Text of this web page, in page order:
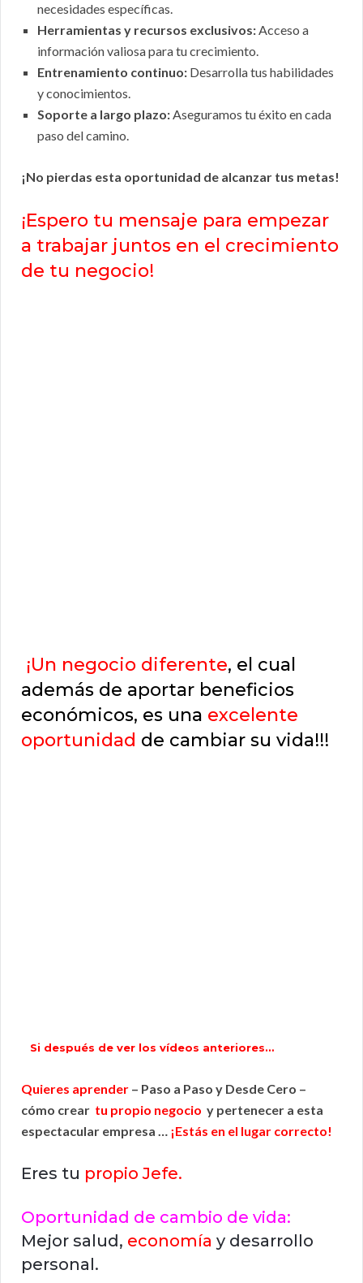
necesidades específicas.
Herramientas y recursos exclusivos:Acceso a
información valiosa para tu crecimiento.
Entrenamiento continuo: Desarrolla tus habilidades
y conocimientos.
Soporte a largo plazo:Aseguramos tu éxito en cada
paso del camino.
¡No pierdas esta oportunidad de alcanzar tus metas!
¡Espero tu mensaje para empezar
a trabajar juntos en el crecimiento
de tu negocio!
¡Un negocio diferente, el cual
además de aportar beneficios
económicos, es una excelente
oportunidad de cambiar su vida!!!
Si después de ver los vídeos anteriores…
Quieres aprender – Paso a Paso y Desde Cero –
cómo crear tu propio negocio y pertenecer a esta
espectacular empresa … ¡Estás en el lugar correcto!
Eres tu propio Jefe.
Oportunidad de cambio de vida:
Mejor salud, economía y desarrollo
personal.